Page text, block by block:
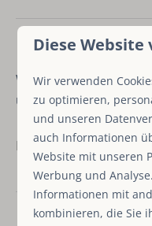
Wir wurden sehr nett
und wilkommen
November 2025 - Julian
Diese Website
Wir verwenden
zu optimieren,
und unseren
auch Informationen
Website mit unseren
Werbung und
Informationen mit
kombinieren, die Sie